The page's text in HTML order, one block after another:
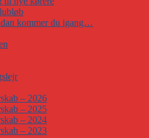
kommer du igang…
– 2026
– 2025
– 2024
– 2023